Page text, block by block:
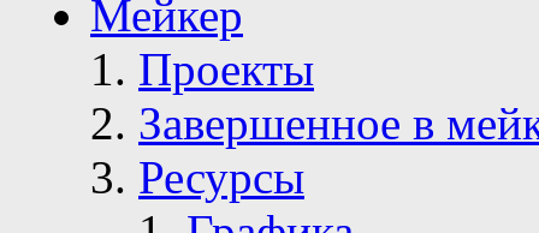
Мейкер
Проекты
Завершенное в
Ресурсы